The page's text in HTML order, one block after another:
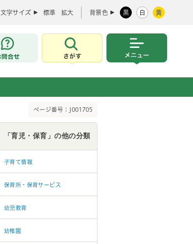
文字サイズ 標準 拡大 背景色 黒 白 黄
お問合せ
さがす
ページ番号：J001705
「育児・保育」の他の分類
子育て情報
保育所・保育サービス
幼児教育
幼稚園